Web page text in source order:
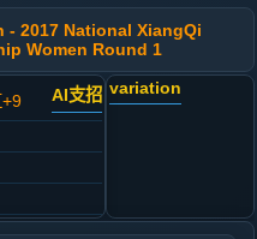
- 2017 National XiangQi
Women Round 1
AI支招 variation